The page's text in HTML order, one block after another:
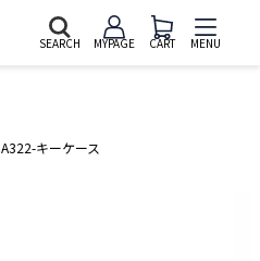
SEARCH MYPAGE CART MENU
キーケース